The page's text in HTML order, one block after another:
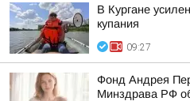
В Кургане
купания
09:27
Фонд Андрея
Минздрава РФ